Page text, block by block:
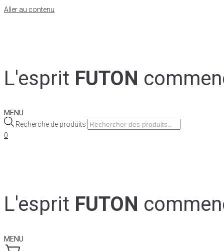
Aller au contenu
L'esprit FUTON
MENU
Recherche de produits
0
L'esprit FUTON
MENU